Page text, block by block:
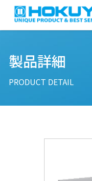
製品詳細
PRODUCT DETAIL